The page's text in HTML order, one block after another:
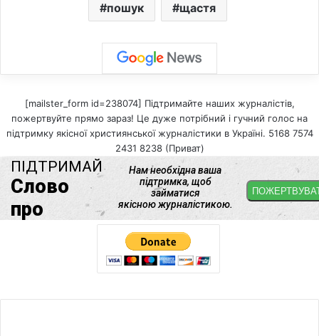
пошук щастя
[mailster_form id=238074] Підтримайте наших журналістів,
пожертвуйте прямо зараз! Це дуже потрібний і гучний голос на
підтримку якісної християнської журналістики в Україні. 5168 7574
2431 8238 (Приват)